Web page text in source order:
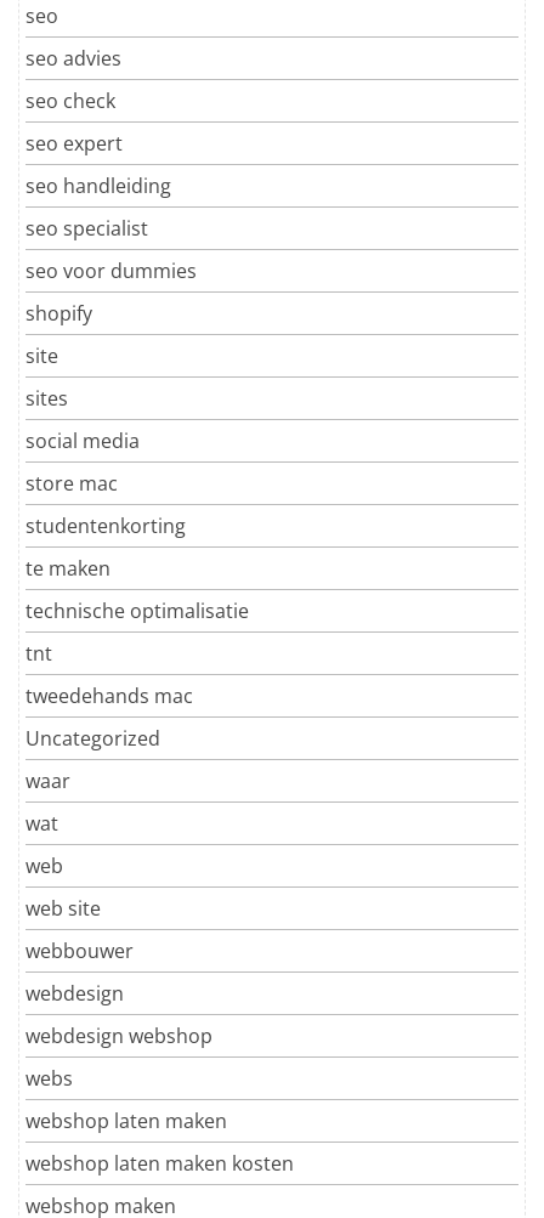
seo
seo advies
seo check
seo expert
seo handleiding
seo specialist
seo voor dummies
shopify
site
sites
social media
store mac
studentenkorting
te maken
technische optimalisatie
tnt
tweedehands mac
Uncategorized
waar
wat
web
web site
webbouwer
webdesign
webdesign webshop
webs
webshop laten maken
webshop laten maken kosten
webshop maken